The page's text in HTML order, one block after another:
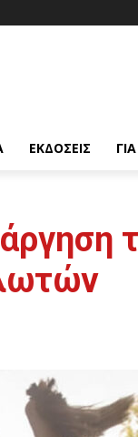
ΕΚΔΌΣΕΙΣ